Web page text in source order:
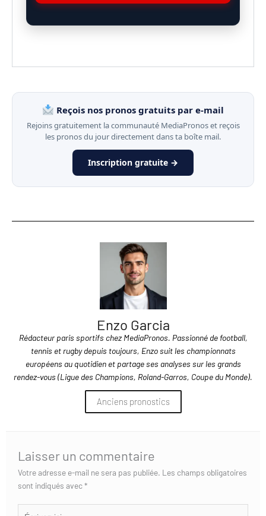
Reçois nos pronos gratuits par e-mail
Rejoins gratuitement la communauté MediaPronos et reçois
les pronos du jour directement dans ta boîte mail.
Inscription gratuite →
Enzo Garcia
Rédacteur paris sportifs chez MediaPronos. Passionné de football,
tennis et rugby depuis toujours, Enzo suit les championnats
européens au quotidien et partage ses analyses sur les grands
rendez-vous (Ligue des Champions, Roland-Garros, Coupe du Monde).
Anciens pronostics
Laisser un commentaire
Votre adresse e-mail ne sera pas publiée. Les champs obligatoires
sont indiqués avec*
Écrivez